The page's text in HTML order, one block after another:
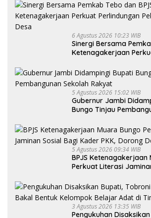
6 Agustus 2026 10:23 WIB
Sinergi Bersama
Ketenagakerjaan
5 Agustus 2026 15:02 WIB
Gubernur Jambi
Bungo Tinjau
5 Agustus 2026 09:34 WIB
BPJS Ketenagakerjaan
Perkuat Literasi
3 Agustus 2026 13:35 WIB
Pengukuhan